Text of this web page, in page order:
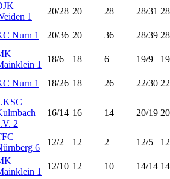
1
20/28 20 28 28/31 28
Nurn 1 20/36 20 36 28/39 28
1
18/6 18 6 19/9 19
Nurn 1 18/26 18 26 22/30 22
2
16/14 16 14 20/19 20
6
12/2 12 2 12/5 12
1
12/10 12 10 14/14 14